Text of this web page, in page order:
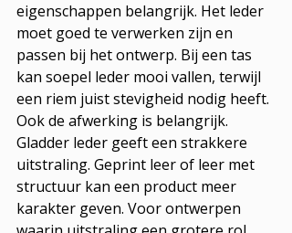
eigenschappen belangrijk. Het leder
moet goed te verwerken zijn en
passen bij het ontwerp. Bij een tas
kan soepel leder mooi vallen, terwijl
een riem juist stevigheid nodig heeft.
Ook de afwerking is belangrijk.
Gladder leder geeft een strakkere
uitstraling. Geprint leer of leer met
structuur kan een product meer
karakter geven. Voor ontwerpen